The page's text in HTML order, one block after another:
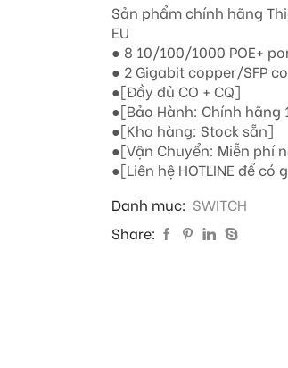
Sản phẩm chính hãng
EU
● 8 10/100/1000 POE+
● 2 Gigabit copper/SFP
●[Đầy đủ CO + CQ]
●[Bảo Hành: Chính hãng
●[Kho hàng: Stock sẵn]
●[Vận Chuyển: Miễn phí
●[Liên hệ HOTLINE để
Danh mục: SWITCH
Share: